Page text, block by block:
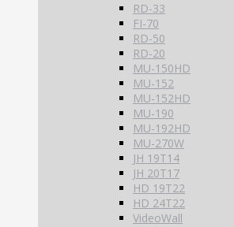
RD-33
FI-70
RD-50
RD-20
MU-150HD
MU-152
MU-152HD
MU-190
MU-192HD
MU-270W
JH 19T14
JH 20T17
HD 19T22
HD 24T22
VideoWall